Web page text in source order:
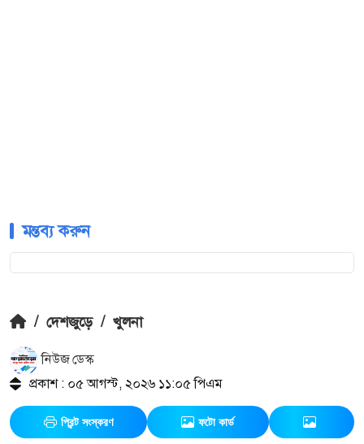
মন্তব্য করুন
/ দেশজুড়ে / খুলনা
নিউজ ডেস্ক
প্রকাশ : ০৫ আগস্ট, ২০২৬ ১১:০৫ পিএম
প্রিন্ট সংস্করণ ফটো কার্ড